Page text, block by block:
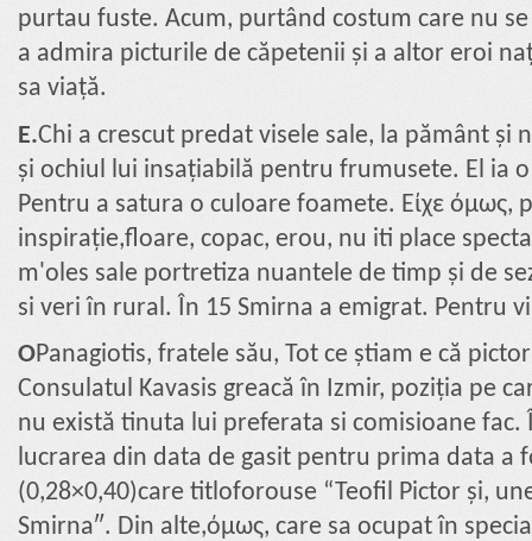
purtau fuste. Acum, purtând costum care nu
a admira picturile de căpetenii și a altor eroi
sa viață.
E.Chi a crescut predat visele sale, la pământ și
și ochiul lui insațiabilă pentru frumusete. El ia
Pentru a satura o culoare foamete. Είχε όμως,
inspirație,floare, copac, erou, nu iti place
m'oles sale portretiza nuantele de timp și de
si veri în rural. În 15 Smirna a emigrat. Pentru
ΟPanagiotis, fratele său, Tot ce știam e că
Consulatul Kavasis greacă în Izmir, poziția pe
nu există tinuta lui preferata si comisioane fac.
lucrarea din data de gasit pentru prima data a
(0,28×0,40)care titloforouse “Teofil Pictor și,
Smirna″. Din alte,όμως, care sa ocupat în